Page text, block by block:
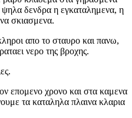
δενδρα η εγκαταλημενα, η
σκιασμενα.
απο το σταυρο και πανω,
νερο της βροχης.
επομενο χρονο και στα καμενα
τα καταληλα πλαινα κλαρια